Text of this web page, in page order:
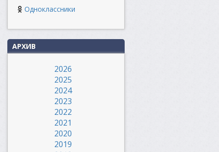
Одноклассники
АРХИВ
2026
2025
2024
2023
2022
2021
2020
2019